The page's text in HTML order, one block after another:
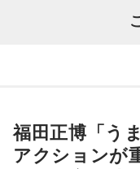
業協同組合連合会）
村淳と、アシスタン
昨年に続き2回目の開
身を見つめ直す2つの
福田正博「う
アクションが